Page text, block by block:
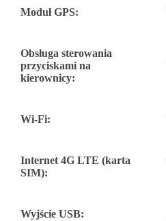
Moduł GPS:
Obsługa sterowania
przyciskami na
kierownicy:
Wi-Fi:
Internet 4G LTE (karta
SIM):
Wyjście USB: